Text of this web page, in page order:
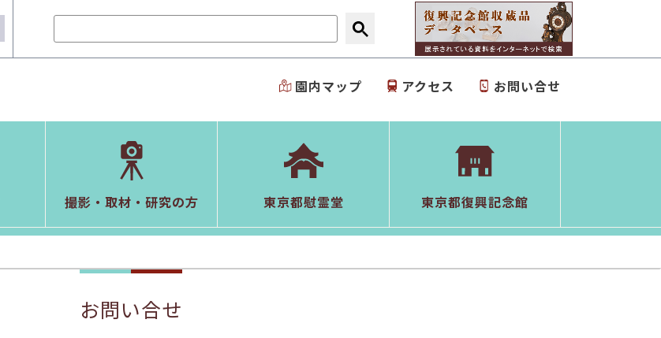
園内マップ アクセス お問い合せ
撮影・取材・研究の方 東京都慰霊堂 東京都復興記念館
お問い合せ